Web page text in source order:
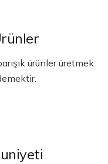
ürünler üretmek